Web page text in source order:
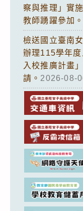
察與推理」實
教師踴躍參加。
檢送國立臺南
辦理115學年
入校推廣計畫
請。 2026-08-